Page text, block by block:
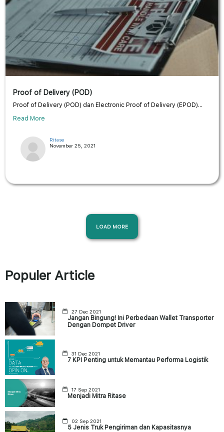
Proof of Delivery (POD)
Proof of Delivery (POD) dan Electronic Proof of Delivery (EPOD)...
Read More
Ritase
November 25, 2021
LOAD MORE
Populer Article
27 Dec 2021
Jangan Bingung! Ini Perbedaan Wallet Transporter
Dengan Dompet Driver
31 Dec 2021
7 KPI Penting untuk Memantau Performa Logistik
17 Sep 2021
Menjadi Mitra Ritase
02 Sep 2021
5 Jenis Truk Pengiriman dan Kapasitasnya